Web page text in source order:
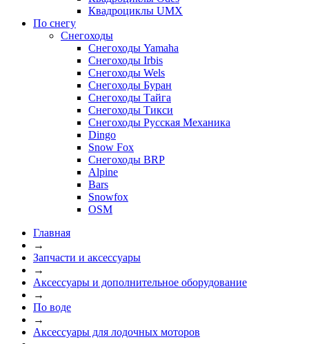
Квадроциклы UMX
По снегу
Снегоходы
Снегоходы Yamaha
Снегоходы Irbis
Снегоходы Wels
Снегоходы Буран
Снегоходы Тайга
Снегоходы Тикси
Снегоходы Русская Механика
Dingo
Snow Fox
Снегоходы BRP
Alpine
Bars
Snowfox
OSM
Главная
→
Запчасти и аксессуары
→
Аксессуары и дополнительное оборудование
→
По воде
→
Аксессуары для лодочных моторов